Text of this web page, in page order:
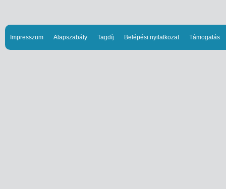
Impresszum Alapszabály Tagdíj Belépési nyilatkozat Támogatás